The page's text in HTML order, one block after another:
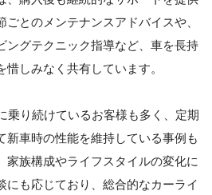
ごとのメンテナンスアドバイスや、
ングテクニック指導など、車を長持
しみなく共有しています。
乗り続けているお客様も多く、定期
新車時の性能を維持している事例も
家族構成やライフスタイルの変化に
にも応じており、総合的なカーライ